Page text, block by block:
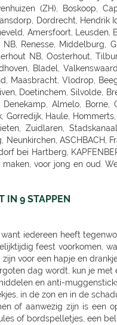
IN 9 STAPPEN
iedereen heeft
feest voorkomen,
voor een hapje en
dag wordt, kun je
en anti-
in de zon en in de
of aanwezig zijn is een
of bordspelletjes, een